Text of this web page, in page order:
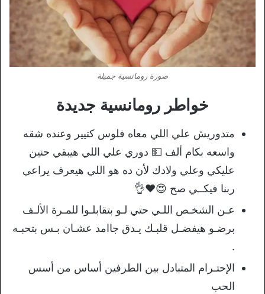
صورة رومانسية جميلة
خواطر رومانسية جديدة
متدوريش علي اللي معاه فلوس كتيير وعنده شقه
واسعه بكام ألف 💵 دوري علي اللي هيبقي حنين
عليكي وعلي ولادك لأن ده هو اللي هيعرف يراعي
ربنا فيكــي صح 😍
♥️
👌
عـن الشخـص اللـي حتي لـو بتقابلـوا للمـرة الألـف
برضـو هيفضـل قلبـك يـدق جاامد عشـان بـس بتحبـه
.
الإحتـرام المتبادل بين الطرفين أساس من أسس
الحب